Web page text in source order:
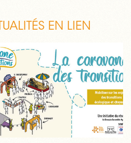
EN LIEN